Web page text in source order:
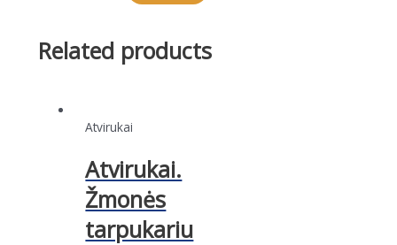
Related products
Atvirukai
Atvirukai.
Žmonės
tarpukariu